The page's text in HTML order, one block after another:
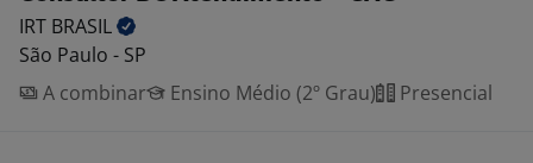
IRT BRASIL
São Paulo - SP
A combinar
Ensino Médio (2º Grau) Presencial